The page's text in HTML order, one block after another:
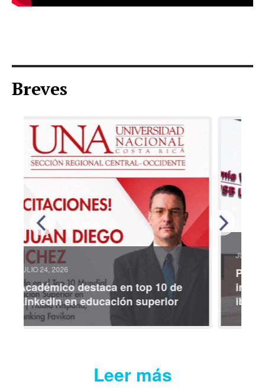
Breves
JULIO 08, 2026
Participe en coloquio
internacional sobre identidades
iberoamericanas
Leer más